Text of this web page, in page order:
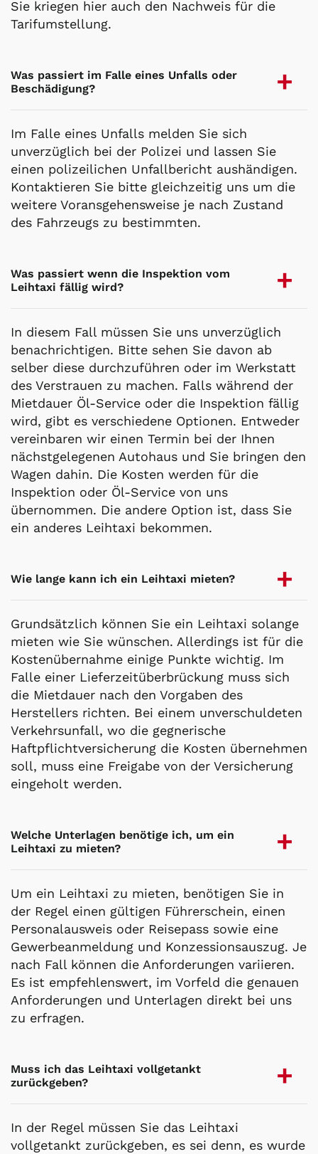
Sie kriegen hier auch den Nachweis für die
Tarifumstellung.
Was passiert im Falle eines Unfalls oder
Beschädigung?
Im Falle eines Unfalls melden Sie sich
unverzüglich bei der Polizei und lassen Sie
einen polizeilichen Unfallbericht aushändigen.
Kontaktieren Sie bitte gleichzeitig uns um die
weitere Voransgehensweise je nach Zustand
des Fahrzeugs zu bestimmten.
Was passiert wenn die Inspektion vom
Leihtaxi fällig wird?
In diesem Fall müssen Sie uns unverzüglich
benachrichtigen. Bitte sehen Sie davon ab
selber diese durchzuführen oder im Werkstatt
des Verstrauen zu machen. Falls während der
Mietdauer Öl-Service oder die Inspektion fällig
wird, gibt es verschiedene Optionen. Entweder
vereinbaren wir einen Termin bei der Ihnen
nächstgelegenen Autohaus und Sie bringen den
Wagen dahin. Die Kosten werden für die
Inspektion oder Öl-Service von uns
übernommen. Die andere Option ist, dass Sie
ein anderes Leihtaxi bekommen.
Wie lange kann ich ein Leihtaxi mieten?
Grundsätzlich können Sie ein Leihtaxi solange
mieten wie Sie wünschen. Allerdings ist für die
Kostenübernahme einige Punkte wichtig. Im
Falle einer Lieferzeitüberbrückung muss sich
die Mietdauer nach den Vorgaben des
Herstellers richten. Bei einem unverschuldeten
Verkehrsunfall, wo die gegnerische
Haftpflichtversicherung die Kosten übernehmen
soll, muss eine Freigabe von der Versicherung
eingeholt werden.
Welche Unterlagen benötige ich, um ein
Leihtaxi zu mieten?
Um ein Leihtaxi zu mieten, benötigen Sie in
der Regel einen gültigen Führerschein, einen
Personalausweis oder Reisepass sowie eine
Gewerbeanmeldung und Konzessionsauszug. Je
nach Fall können die Anforderungen variieren.
Es ist empfehlenswert, im Vorfeld die genauen
Anforderungen und Unterlagen direkt bei uns
zu erfragen.
Muss ich das Leihtaxi vollgetankt
zurückgeben?
In der Regel müssen Sie das Leihtaxi
vollgetankt zurückgeben, es sei denn, es wurde